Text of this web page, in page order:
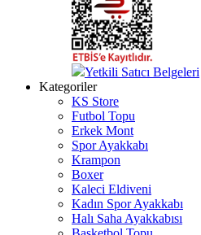
Yetkili Satıcı Belgeleri
Kategoriler
KS Store
Futbol Topu
Erkek Mont
Spor Ayakkabı
Krampon
Boxer
Kaleci Eldiveni
Kadın Spor Ayakkabı
Halı Saha Ayakkabısı